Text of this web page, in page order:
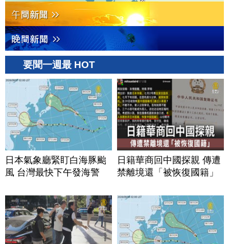
要聞一週最 HOT
日本氣象廳緊盯白海豚颱
風 台灣最快下午發海警
日籍華商回中國探親 傳遭
禁離境還「被恢復國籍」